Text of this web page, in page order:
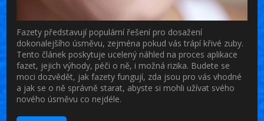
Fazety představují populární řešení pro dosažení
dokonalejšího úsměvu, zejména pokud vás trápí křivé zuby.
Tento článek poskytuje ucelený náhled na proces aplikace
fazet, jejich výhody, péči o ně, i možná rizika. Budete se
moci dozvědět, jak fazety fungují, zda jsou pro vás vhodné
a jak se o ně správně starat, abyste si mohli užívat svého
nového úsměvu co nejdéle.